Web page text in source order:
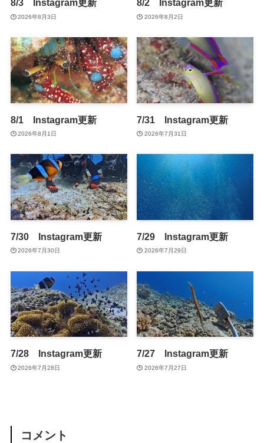
8/3 Instagram更新
2026年8月3日
8/2 Instagram更新
2026年8月2日
8/1 Instagram更新
2026年8月1日
7/31 Instagram更新
2026年7月31日
7/30 Instagram更新
2026年7月30日
7/29 Instagram更新
2026年7月29日
7/28 Instagram更新
2026年7月28日
7/27 Instagram更新
2026年7月27日
コメント